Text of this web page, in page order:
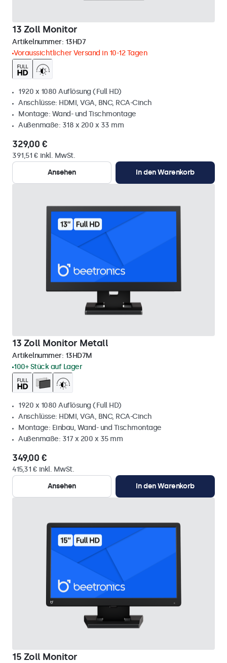
13 Zoll Monitor
Artikelnummer: 13HD7
Voraussichtlicher Versand in 10-12 Tagen
1920 x 1080 Auflösung (Full HD)
Anschlüsse: HDMI, VGA, BNC, RCA-Cinch
Montage: Wand- und Tischmontage
Außenmaße: 318 x 200 x 33 mm
329,00 €
391,51 € inkl. MwSt.
Ansehen
In den Warenkorb
13 Zoll Monitor Metall
Artikelnummer: 13HD7M
100+ Stück auf Lager
1920 x 1080 Auflösung (Full HD)
Anschlüsse: HDMI, VGA, BNC, RCA-Cinch
Montage: Einbau, Wand- und Tischmontage
Außenmaße: 317 x 200 x 35 mm
349,00 €
415,31 € inkl. MwSt.
Ansehen
In den Warenkorb
15 Zoll Monitor